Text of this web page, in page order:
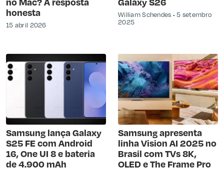
honesta
15 abril 2026
William Schendes
5 setembro
2025
Samsung lança Galaxy
S25 FE com Android
16, One UI 8 e bateria
de 4.900 mAh
Samsung apresenta
linha Vision AI 2025 no
Brasil com TVs 8K,
OLED e The Frame Pro